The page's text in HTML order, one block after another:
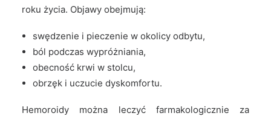
ZALOGUJ
ZAMÓW
roku życia. Objawy obejmują:
swędzenie i pieczenie w okolicy odbytu,
ból podczas wypróżniania,
obecność krwi w stolcu,
obrzęk i uczucie dyskomfortu.
Hemoroidy można leczyć farmakologicznie za